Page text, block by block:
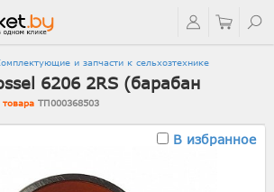
и запчасти к сельхозтехнике
6206 2RS (барабан
товара ТП000368503
В избранное